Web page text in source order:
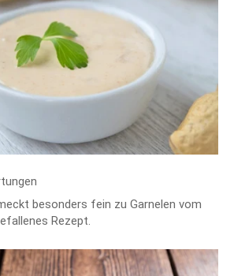
besonders fein zu Garnelen vom
Rezept.